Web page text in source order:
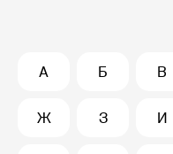
А Б В
Ж З И